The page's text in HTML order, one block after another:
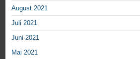
August 2021
Juli 2021
Juni 2021
Mai 2021